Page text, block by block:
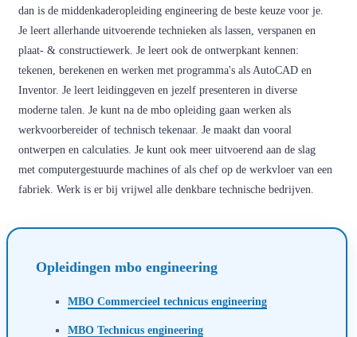
dan is de middenkaderopleiding engineering de beste keuze voor je.
Je leert allerhande uitvoerende technieken als lassen, verspanen en
plaat- & constructiewerk. Je leert ook de ontwerpkant kennen:
tekenen, berekenen en werken met programma's als AutoCAD en
Inventor. Je leert leidinggeven en jezelf presenteren in diverse
moderne talen. Je kunt na de mbo opleiding gaan werken als
werkvoorbereider of technisch tekenaar. Je maakt dan vooral
ontwerpen en calculaties. Je kunt ook meer uitvoerend aan de slag
met computergestuurde machines of als chef op de werkvloer van een
fabriek. Werk is er bij vrijwel alle denkbare technische bedrijven.
Opleidingen mbo engineering
MBO Commercieel technicus engineering
MBO Technicus engineering